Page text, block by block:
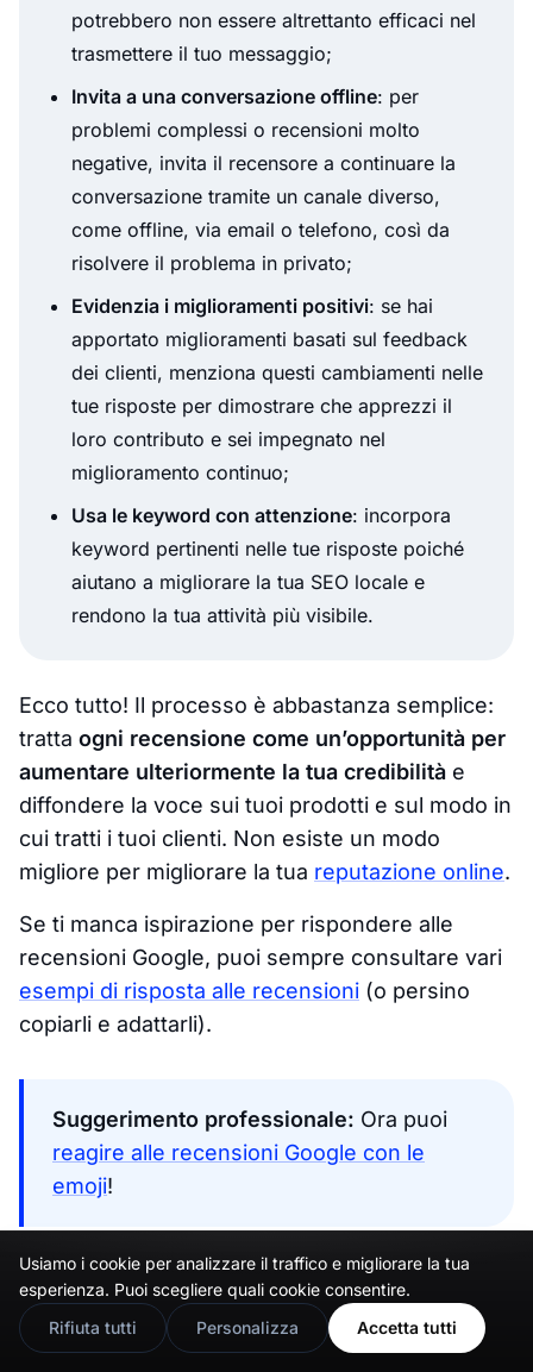
potrebbero non essere altrettanto efficaci nel
trasmettere il tuo messaggio;
Invita a una conversazione offline: per
problemi complessi o recensioni molto
negative, invita il recensore a continuare la
conversazione tramite un canale diverso,
come offline, via email o telefono, così da
risolvere il problema in privato;
Evidenzia i miglioramenti positivi: se hai
apportato miglioramenti basati sul feedback
dei clienti, menziona questi cambiamenti nelle
tue risposte per dimostrare che apprezzi il
loro contributo e sei impegnato nel
miglioramento continuo;
Usa le keyword con attenzione: incorpora
keyword pertinenti nelle tue risposte poiché
aiutano a migliorare la tua SEO locale e
rendono la tua attività più visibile.
Ecco tutto! Il processo è abbastanza semplice:
tratta ogni recensione come un’opportunità per
aumentare ulteriormente la tua credibilità e
diffondere la voce sui tuoi prodotti e sul modo in
cui tratti i tuoi clienti. Non esiste un modo
migliore per migliorare la tua reputazione online.
Se ti manca ispirazione per rispondere alle
recensioni Google, puoi sempre consultare vari
esempi di risposta alle recensioni (o persino
copiarli e adattarli).
Suggerimento professionale: Ora puoi
reagire alle recensioni Google con le
emoji!
Conclusione: rispondere
Usiamo i cookie per analizzare il traffico e migliorare la tua
esperienza. Puoi scegliere quali cookie consentire.
Rifiuta tutti
Personalizza Accetta tutti
🇬🇧 Would you prefer this site in English?
View in English